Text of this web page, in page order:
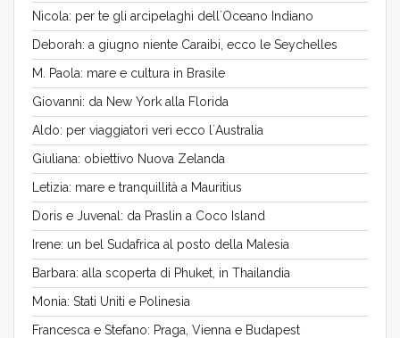
Nicola: per te gli arcipelaghi dell´Oceano Indiano
Deborah: a giugno niente Caraibi, ecco le Seychelles
M. Paola: mare e cultura in Brasile
Giovanni: da New York alla Florida
Aldo: per viaggiatori veri ecco l´Australia
Giuliana: obiettivo Nuova Zelanda
Letizia: mare e tranquillità a Mauritius
Doris e Juvenal: da Praslin a Coco Island
Irene: un bel Sudafrica al posto della Malesia
Barbara: alla scoperta di Phuket, in Thailandia
Monia: Stati Uniti e Polinesia
Francesca e Stefano: Praga, Vienna e Budapest